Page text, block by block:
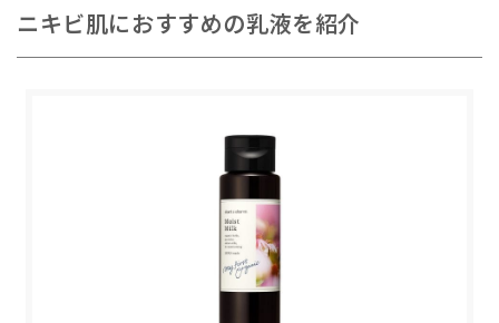
ニキビ肌におすすめの乳液を紹介